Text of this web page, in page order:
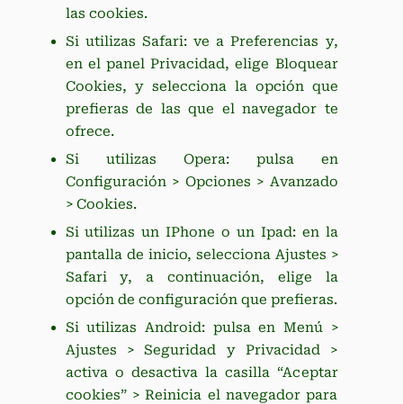
las cookies.
Si utilizas Safari: ve a Preferencias y,
en el panel Privacidad, elige Bloquear
Cookies, y selecciona la opción que
prefieras de las que el navegador te
ofrece.
Si utilizas Opera: pulsa en
Configuración > Opciones > Avanzado
> Cookies.
Si utilizas un IPhone o un Ipad: en la
pantalla de inicio, selecciona Ajustes >
Safari y, a continuación, elige la
opción de configuración que prefieras.
Si utilizas Android: pulsa en Menú >
Ajustes > Seguridad y Privacidad >
activa o desactiva la casilla “Aceptar
cookies” > Reinicia el navegador para